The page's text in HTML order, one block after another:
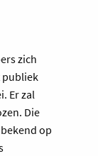
zich
publiek
Er zal
Die
op